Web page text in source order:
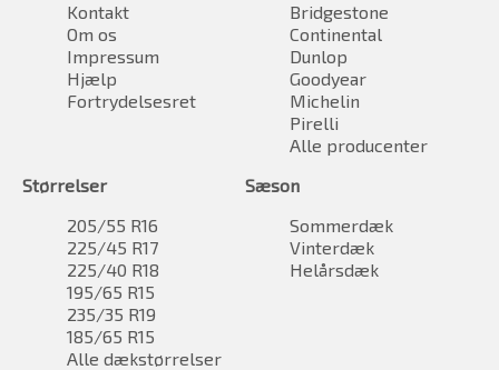
Kontakt
Om os
Impressum
Hjælp
Fortrydelsesret
Bridgestone
Continental
Dunlop
Goodyear
Michelin
Pirelli
Alle producenter
Størrelser
205/55 R16
225/45 R17
225/40 R18
195/65 R15
235/35 R19
185/65 R15
Alle dækstørrelser
Sæson
Sommerdæk
Vinterdæk
Helårsdæk